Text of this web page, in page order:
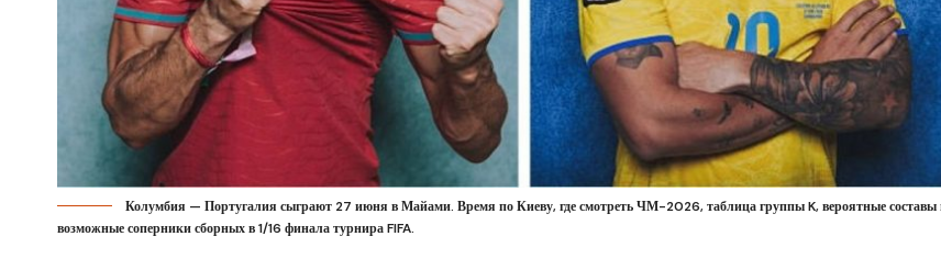
Колумбия — Португалия сыграют 27 июня в Майами. Время по Киеву, где смотреть ЧМ-2026, таблица группы K, вероятные составы
возможные соперники сборных в 1/16 финала турнира FIFA.